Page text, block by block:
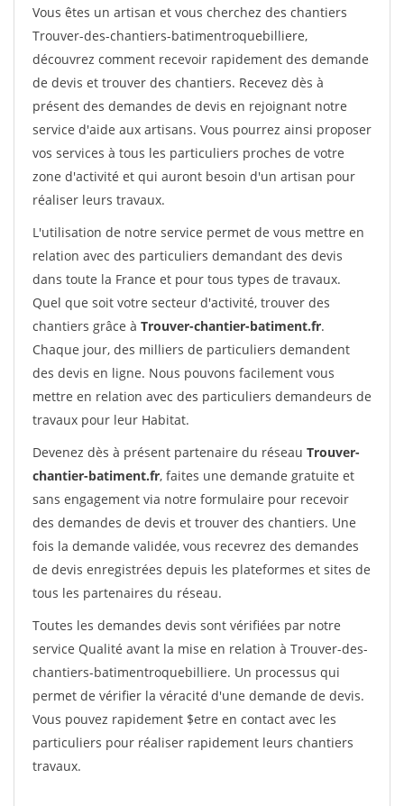
Vous êtes un artisan et vous cherchez des chantiers
Trouver-des-chantiers-batimentroquebilliere,
découvrez comment recevoir rapidement des demande
de devis et trouver des chantiers. Recevez dès à
présent des demandes de devis en rejoignant notre
service d'aide aux artisans. Vous pourrez ainsi proposer
vos services à tous les particuliers proches de votre
zone d'activité et qui auront besoin d'un artisan pour
réaliser leurs travaux.
L'utilisation de notre service permet de vous mettre en
relation avec des particuliers demandant des devis
dans toute la France et pour tous types de travaux.
Quel que soit votre secteur d'activité, trouver des
chantiers grâce à Trouver-chantier-batiment.fr.
Chaque jour, des milliers de particuliers demandent
des devis en ligne. Nous pouvons facilement vous
mettre en relation avec des particuliers demandeurs de
travaux pour leur Habitat.
Devenez dès à présent partenaire du réseau Trouver-
chantier-batiment.fr, faites une demande gratuite et
sans engagement via notre formulaire pour recevoir
des demandes de devis et trouver des chantiers. Une
fois la demande validée, vous recevrez des demandes
de devis enregistrées depuis les plateformes et sites de
tous les partenaires du réseau.
Toutes les demandes devis sont vérifiées par notre
service Qualité avant la mise en relation à Trouver-des-
chantiers-batimentroquebilliere. Un processus qui
permet de vérifier la véracité d'une demande de devis.
Vous pouvez rapidement $etre en contact avec les
particuliers pour réaliser rapidement leurs chantiers
travaux.